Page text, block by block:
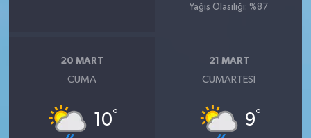
Yağış Olasılığı: %87
20 MART
CUMA
10°
21 MART
CUMARTESI
9°